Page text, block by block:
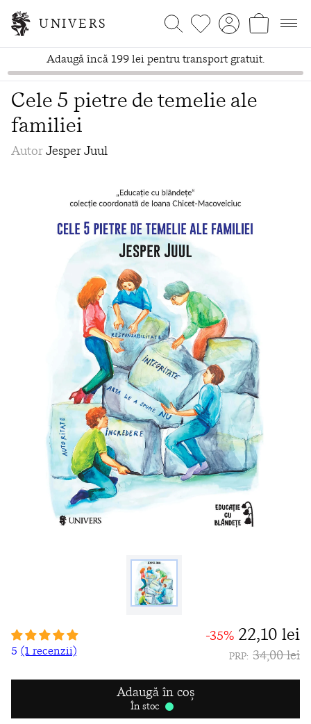
UNIVERS
Adaugă încă 199 lei pentru transport gratuit.
Cele 5 pietre de temelie ale
familiei
AutorJesper Juul
5 (1 recenzii)
-35% 22,10 lei
PRP: 34,00 lei
Adaugă în coș
În stoc